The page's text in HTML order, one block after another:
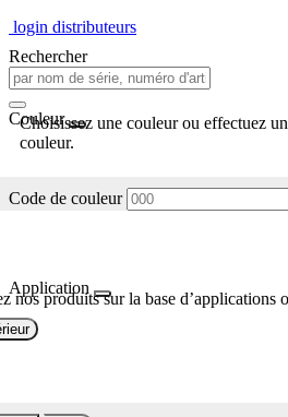
login distributeurs
Rechercher
Couleur
Choisissez une couleur ou effectuez
couleur.
Code de couleur
Application
nos produits sur la base d’applications